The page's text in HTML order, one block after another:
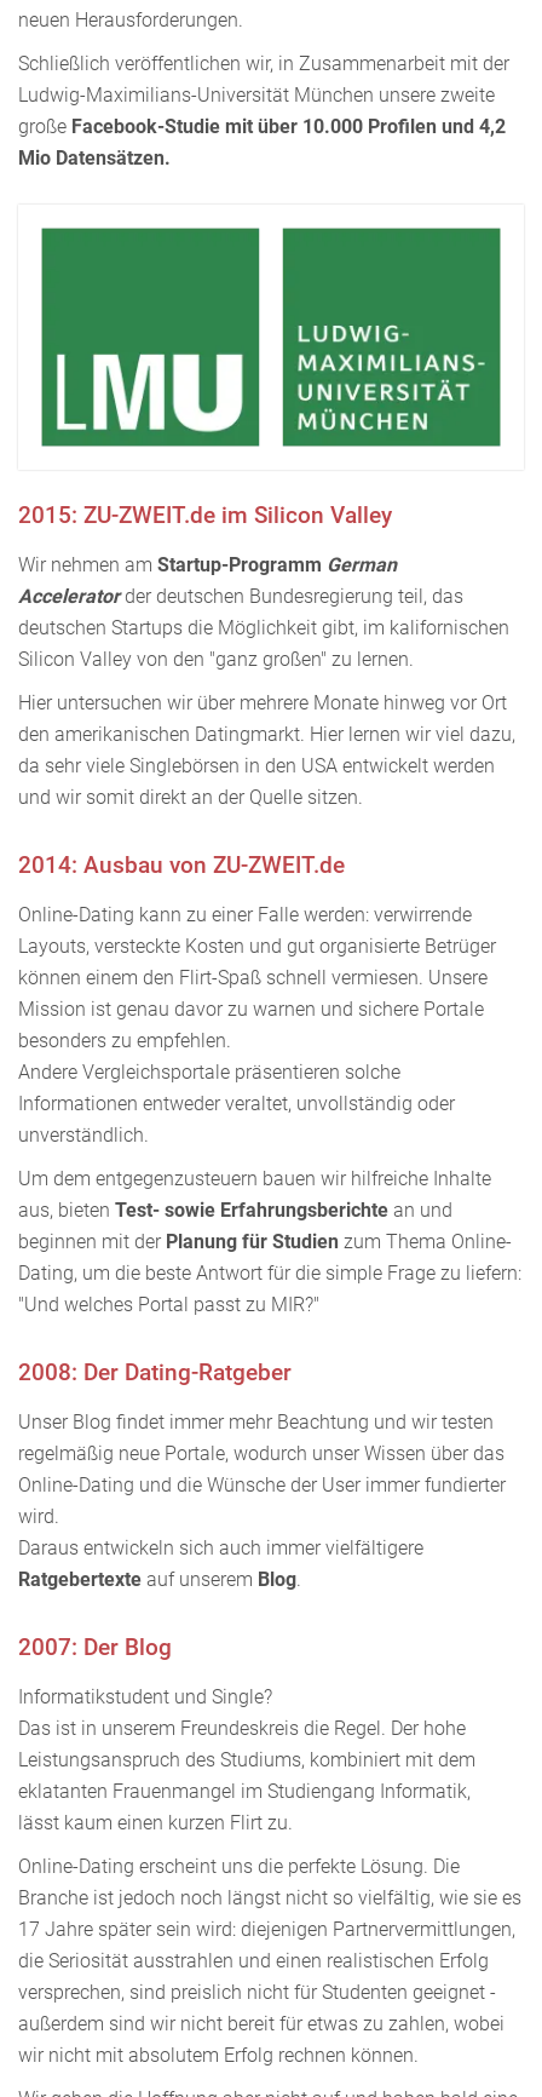
neuen Herausforderungen.
Schließlich veröffentlichen wir, in Zusammenarbeit mit der
Ludwig-Maximilians-Universität München unsere zweite
große Facebook-Studie mit über 10.000 Profilen und 4,2
Mio Datensätzen.
2015: ZU-ZWEIT.de im Silicon Valley
Wir nehmen am Startup-Programm German
Acceleratorder deutschen Bundesregierung teil, das
deutschen Startups die Möglichkeit gibt, im kalifornischen
Silicon Valley von den "ganz großen" zu lernen.
Hier untersuchen wir über mehrere Monate hinweg vor Ort
den amerikanischen Datingmarkt. Hier lernen wir viel dazu,
da sehr viele Singlebörsen in den USA entwickelt werden
und wir somit direkt an der Quelle sitzen.
2014: Ausbau von ZU-ZWEIT.de
Online-Dating kann zu einer Falle werden: verwirrende
Layouts, versteckte Kosten und gut organisierte Betrüger
können einem den Flirt-Spaß schnell vermiesen. Unsere
Mission ist genau davor zu warnen und sichere Portale
besonders zu empfehlen.
Andere Vergleichsportale präsentieren solche
Informationen entweder veraltet, unvollständig oder
unverständlich.
Um dem entgegenzusteuern bauen wir hilfreiche Inhalte
aus, bieten Test- sowie Erfahrungsberichte an und
beginnen mit der Planung für Studien zum Thema Online-
Dating, um die beste Antwort für die simple Frage zu liefern:
"Und welches Portal passt zu MIR?"
2008: Der Dating-Ratgeber
Unser Blog findet immer mehr Beachtung und wir testen
regelmäßig neue Portale, wodurch unser Wissen über das
Online-Dating und die Wünsche der User immer fundierter
wird.
Daraus entwickeln sich auch immer vielfältigere
Ratgebertexte auf unserem Blog.
2007: Der Blog
Informatikstudent und Single?
Das ist in unserem Freundeskreis die Regel. Der hohe
Leistungsanspruch des Studiums, kombiniert mit dem
eklatanten Frauenmangel im Studiengang Informatik,
lässt kaum einen kurzen Flirt zu.
Online-Dating erscheint uns die perfekte Lösung. Die
Branche ist jedoch noch längst nicht so vielfältig, wie sie es
17 Jahre später sein wird: diejenigen Partnervermittlungen,
die Seriosität ausstrahlen und einen realistischen Erfolg
versprechen, sind preislich nicht für Studenten geeignet -
außerdem sind wir nicht bereit für etwas zu zahlen, wobei
wir nicht mit absolutem Erfolg rechnen können.